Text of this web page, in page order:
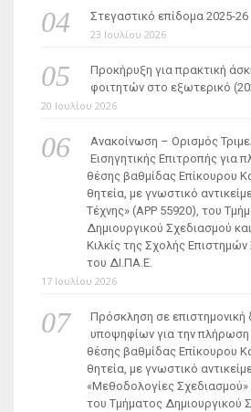
Στεγαστικό επίδομα 2025-26
23 Ιουλίου 2026
Προκήρυξη για πρακτική
φοιτητών στο εξωτερικό
20 Ιουλίου 2026
Ανακοίνωση – Ορισμός
Εισηγητικής Επιτροπής για
θέσης βαθμίδας Επίκουρου
θητεία, με γνωστικό
Τέχνης» (ΑΡΡ 55920), του
Δημιουργικού Σχεδιασμού
Κιλκίς της Σχολής
του ΔΙ.ΠΑ.Ε.
17 Ιουλίου 2026
Πρόσκληση σε επιστημονική
υποψηφίων για την πλήρωση
θέσης βαθμίδας Επίκουρου
θητεία, με γνωστικό
«Μεθοδολογίες Σχεδιασμού»
του Τμήματος Δημιουργικού